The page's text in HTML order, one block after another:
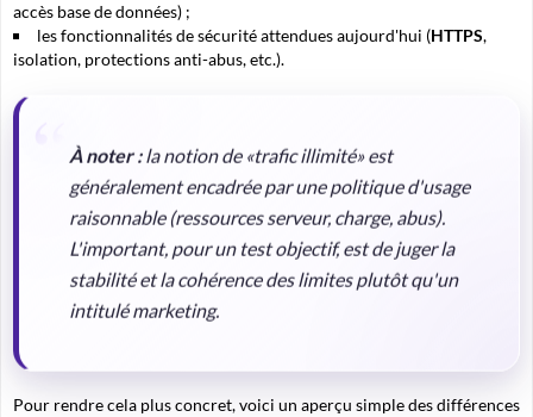
accès base de données) ;
les fonctionnalités de sécurité attendues aujourd'hui (HTTPS,
isolation, protections anti-abus, etc.).
À noter :la notion de «trafic illimité» est
généralement encadrée par une politique d'usage
raisonnable (ressources serveur, charge, abus).
L'important, pour un test objectif, est de juger la
stabilité et la cohérence des limites plutôt qu'un
intitulé marketing.
Pour rendre cela plus concret, voici un aperçu simple des différences